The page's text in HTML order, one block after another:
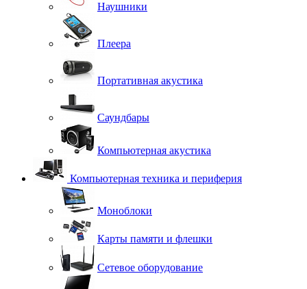
Наушники
Плеера
Портативная акустика
Саундбары
Компьютерная акустика
Компьютерная техника и периферия
Моноблоки
Карты памяти и флешки
Сетевое оборудование